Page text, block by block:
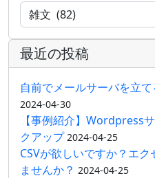
最近の投稿
自前でメールサーバを立
2024-04-30
【事例紹介】Wordpress
クアップ 2024-04-25
CSVが欲しいですか？エ
ませんか？ 2024-04-25